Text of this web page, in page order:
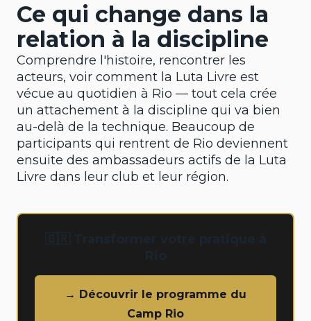
Ce qui change dans la
relation à la discipline
Comprendre l'histoire, rencontrer les
acteurs, voir comment la Luta Livre est
vécue au quotidien à Rio — tout cela crée
un attachement à la discipline qui va bien
au-delà de la technique. Beaucoup de
participants qui rentrent de Rio deviennent
ensuite des ambassadeurs actifs de la Luta
Livre dans leur club et leur région.
→ Découvrir le programme du
Camp Rio